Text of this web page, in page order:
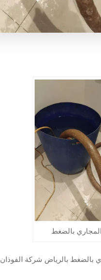
بالضغط
بالضغط بالرياض شركة الفوذان